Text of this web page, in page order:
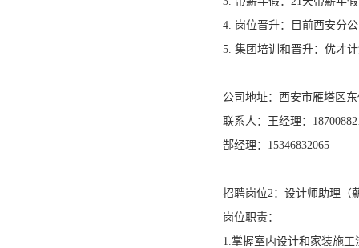
4. 岗位晋升：目前西安分
5. 集团培训和晋升：优才
公司地址：西安市雁塔区
联系人：王经理：
郜经理：15346832065
招聘岗位2：设计师助理（
岗位职责：
1.掌握室内设计和家装施工